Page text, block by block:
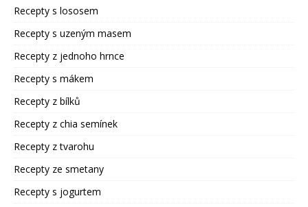
Recepty s lososem
Recepty s uzeným masem
Recepty z jednoho hrnce
Recepty s mákem
Recepty z bílků
Recepty z chia semínek
Recepty z tvarohu
Recepty ze smetany
Recepty s jogurtem